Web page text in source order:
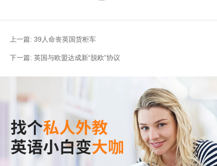
上一篇: 39人命丧英国货柜车
下一篇: 英国与欧盟达成新“脱欧”协议